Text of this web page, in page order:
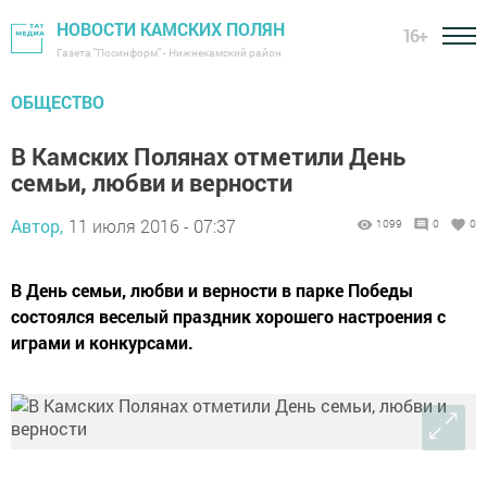
НОВОСТИ КАМСКИХ ПОЛЯН
Газета "Посинформ" - Нижнекамский район
16+
ОБЩЕСТВО
В Камских Полянах отметили День
семьи, любви и верности
Автор, 11 июля 2016 - 07:37 1099 0 0
В День семьи, любви и верности в парке Победы
состоялся веселый праздник хорошего настроения с
играми и конкурсами.